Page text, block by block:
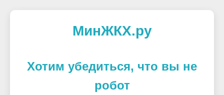
МинЖКХ.ру
Хотим убедиться, что вы не
робот